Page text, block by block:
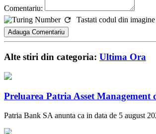
Comentariu:
Tastati codul din
Alte stiri din categoria: Ultima Ora
Preluarea Patria Asset Management
Patria Bank SA anunta ca in data de 5 august